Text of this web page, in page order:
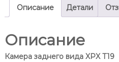
Описание Детали
Описание
Камера заднего вида XPX T19